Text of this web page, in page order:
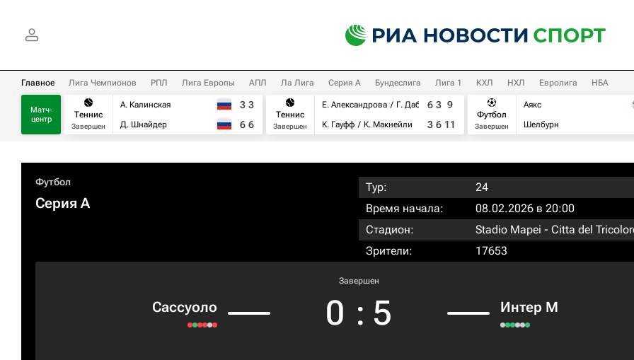
Главное Лига Чемпионов РПЛ Лига Европы АПЛ Ла Лига Серия А Бундеслига Лига 1 КХЛ НХЛ Евролига НБА
Матч-
центр
Теннис
Завершен
А. Калинская
Д. Шнайдер
3 3
6 6
Теннис
Завершен
Е. Александрова
Г. Дабровски
К. Гауфф
К. Макнейли
6 3 9
3 6 11
Футбол
Завершен
Аякс
Шелбурн
Футбол
Серия А
Тур:
24
Время начала:
08.02.2026 в 20:00
Стадион:
Stadio Mapei - Citta del
Зрители:
17653
Сассуоло
Завершен
0 : 5 Интер М